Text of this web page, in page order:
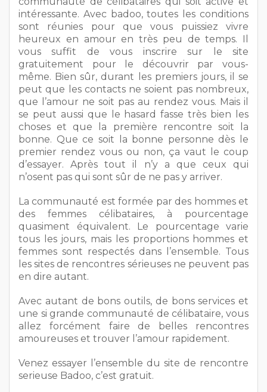
intéressante. Avec badoo, toutes les conditions
sont réunies pour que vous puissiez vivre
heureux en amour en très peu de temps. Il
vous suffit de vous inscrire sur le site
gratuitement pour le découvrir par vous-
même. Bien sûr, durant les premiers jours, il se
peut que les contacts ne soient pas nombreux,
que l’amour ne soit pas au rendez vous. Mais il
se peut aussi que le hasard fasse très bien les
choses et que la première rencontre soit la
bonne. Que ce soit la bonne personne dès le
premier rendez vous ou non, ça vaut le coup
d’essayer. Après tout il n’y a que ceux qui
n’osent pas qui sont sûr de ne pas y arriver.
La communauté est formée par des hommes et
des femmes célibataires, à pourcentage
quasiment équivalent. Le pourcentage varie
tous les jours, mais les proportions hommes et
femmes sont respectés dans l’ensemble. Tous
les sites de rencontres sérieuses ne peuvent pas
en dire autant.
Avec autant de bons outils, de bons services et
une si grande communauté de célibataire, vous
allez forcément faire de belles rencontres
amoureuses et trouver l’amour rapidement.
Venez essayer l’ensemble du site de rencontre
serieuse Badoo, c’est gratuit.